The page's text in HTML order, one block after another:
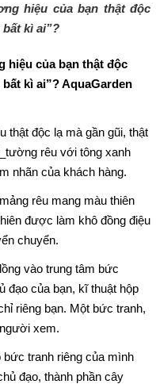
hiệu của bạn thật độc
kì ai”?
hiệu của bạn thật độc
kì ai”? AquaGarden
thật độc lạ mà gần gũi, thật
rêu với tông xanh
nhãn của khách hàng.
rêu mang màu thiên
được làm khô đồng điệu
chuyển.
vào trung tâm bức
đạo của bạn, kĩ thuật hộp
riêng bạn. Một bức tranh,
xem.
tranh riêng của mình
đạo, thành phần cây